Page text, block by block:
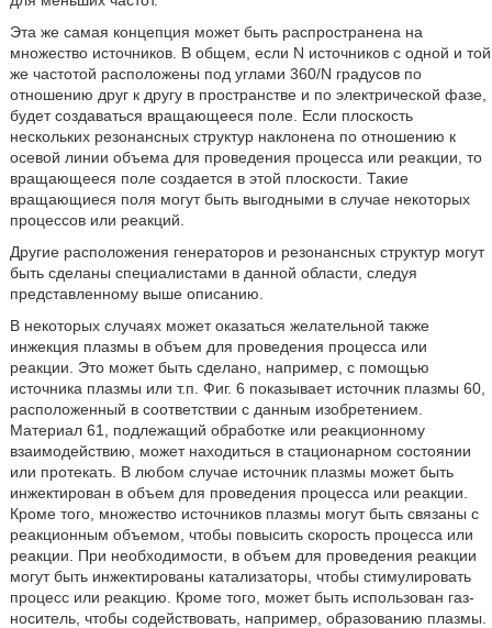
Эта же самая концепция может быть распространена на
множество источников. В общем, если N источников с одной и той
же частотой расположены под углами 360/N градусов по
отношению друг к другу в пространстве и по электрической фазе,
будет создаваться вращающееся поле. Если плоскость
нескольких резонансных структур наклонена по отношению к
осевой линии объема для проведения процесса или реакции, то
вращающееся поле создается в этой плоскости. Такие
вращающиеся поля могут быть выгодными в случае некоторых
процессов или реакций.
Другие расположения генераторов и резонансных структур могут
быть сделаны специалистами в данной области, следуя
представленному выше описанию.
В некоторых случаях может оказаться желательной также
инжекция плазмы в объем для проведения процесса или
реакции. Это может быть сделано, например, с помощью
источника плазмы или т.п. Фиг. 6 показывает источник плазмы 60,
расположенный в соответствии с данным изобретением.
Материал 61, подлежащий обработке или реакционному
взаимодействию, может находиться в стационарном состоянии
или протекать. В любом случае источник плазмы может быть
инжектирован в объем для проведения процесса или реакции.
Кроме того, множество источников плазмы могут быть связаны с
реакционным объемом, чтобы повысить скорость процесса или
реакции. При необходимости, в объем для проведения реакции
могут быть инжектированы катализаторы, чтобы стимулировать
процесс или реакцию. Кроме того, может быть использован газ-
носитель, чтобы содействовать, например, образованию плазмы.